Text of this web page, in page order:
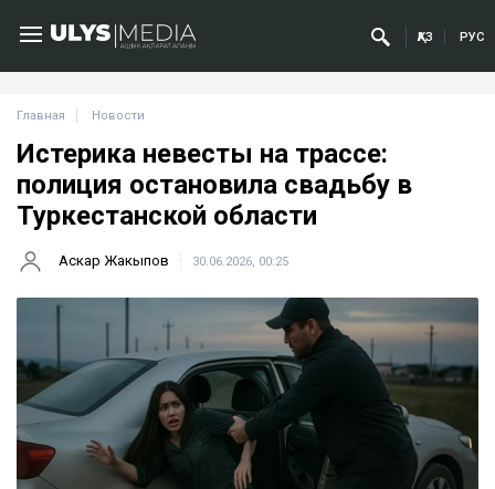
ҚАЗ РУС
Главная Новости
Истерика невесты на трассе:
полиция остановила свадьбу в
Туркестанской области
Аскар Жакыпов 30.06.2026, 00:25